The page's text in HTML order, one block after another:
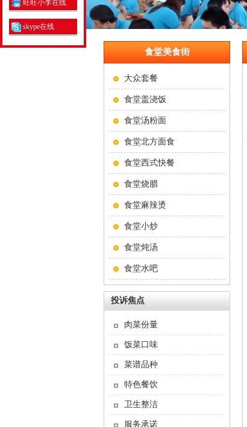
食堂美食街
大众套餐
食堂盖浇饭
食堂汤粉面
食堂北方面食
食堂西式快餐
食堂烧腊
食堂麻辣烫
食堂小炒
食堂炖汤
食堂水吧
投诉焦点
肉菜份量
饭菜口味
菜谱品种
特色餐饮
卫生整洁
服务承诺
旺旺小李在线
skype在线